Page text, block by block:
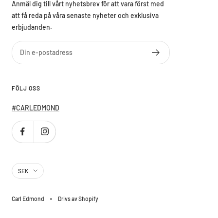
Anmäl dig till vårt nyhetsbrev för att vara först med
att få reda på våra senaste nyheter och exklusiva
erbjudanden.
Din e-postadress
FÖLJ OSS
#CARLEDMOND
Country/region
SEK
Carl Edmond Drivs av Shopify